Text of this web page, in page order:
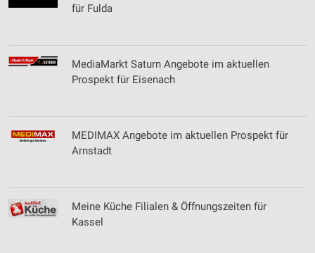
für Fulda
MediaMarkt Saturn Angebote im aktuellen
Prospekt für Eisenach
MEDIMAX Angebote im aktuellen Prospekt für
Arnstadt
Meine Küche Filialen & Öffnungszeiten für
Kassel